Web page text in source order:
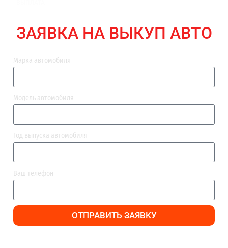
ЗАЯВКА НА ВЫКУП АВТО
Марка автомобиля
Модель автомобиля
Год выпуска автомобиля
Ваш телефон
ОТПРАВИТЬ ЗАЯВКУ